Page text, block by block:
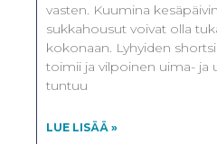
vasten. Kuumina
sukkahousut voivat olla
kokonaan. Lyhyiden
toimii ja vilpoinen uima- ja
tuntuu
LUE LISÄÄ »